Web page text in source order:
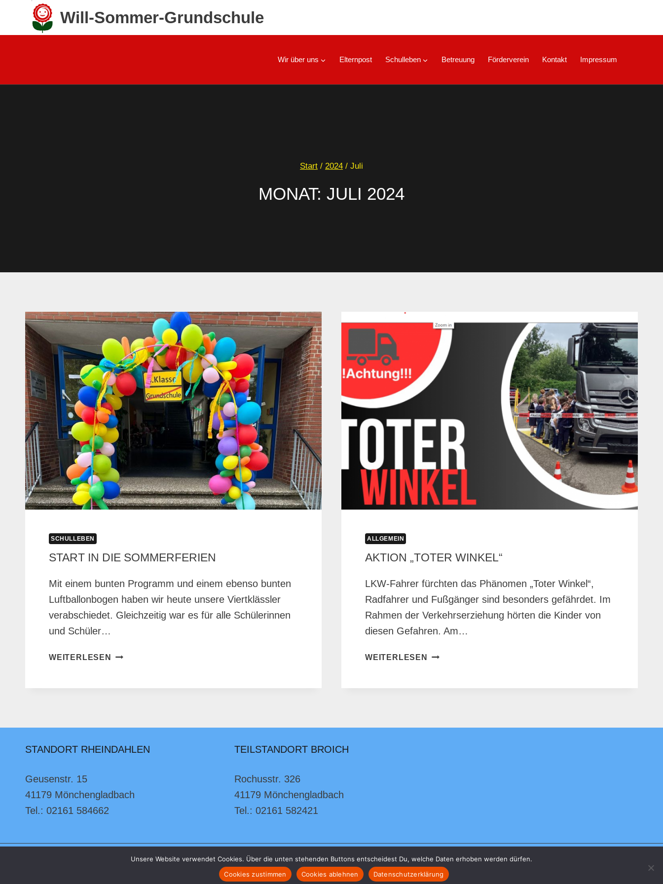
Will-Sommer-Grundschule
Wir über uns Elternpost Schulleben Betreuung Förderverein Kontakt Impressum
Start / 2024 / Juli
MONAT: JULI 2024
SCHULLEBEN
START IN DIE SOMMERFERIEN
Mit einem bunten Programm und einem ebenso bunten
Luftballonbogen haben wir heute unsere Viertklässler
verabschiedet. Gleichzeitig war es für alle Schülerinnen
und Schüler…
WEITERLESEN
START
ALLGEMEIN
AKTION „TOTER WINKEL“
LKW-Fahrer fürchten das Phänomen „Toter Winkel“,
Radfahrer und Fußgänger sind besonders gefährdet. Im
Rahmen der Verkehrserziehung hörten die Kinder von
diesen Gefahren. Am…
WEITERLESEN
AKTION
STANDORT RHEINDAHLEN
Geusenstr. 15
41179 Mönchengladbach
Tel.: 02161 584662
TEILSTANDORT BROICH
Rochusstr. 326
41179 Mönchengladbach
Tel.: 02161 582421
© 2026 Will-Sommer-Grundschule
Unsere Website verwendet Cookies. Über die unten stehenden Buttons entscheidest Du, welche Daten erhoben werden dürfen.
Cookies zustimmen
Cookies ablehnen Datenschutzerklärung